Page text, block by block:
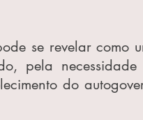
se revelar como
pela necessidade
do